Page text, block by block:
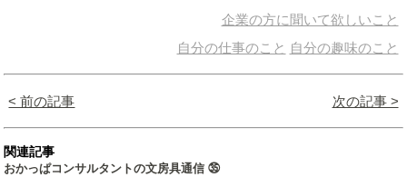
企業の方に聞いて欲しいこと
自分の仕事のこと 自分の趣味のこと
< 前の記事 次の記事 >
関連記事
おかっぱコンサルタントの文房具通信 ㉟